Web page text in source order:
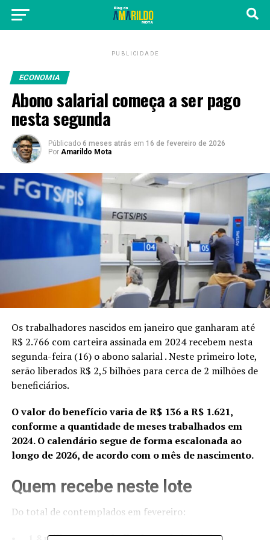
PUBLICIDADE
ECONOMIA
Abono salarial começa a ser pago
nesta segunda
Públicado 6 meses atrás em 16 de fevereiro de 2026
Por Amarildo Mota
Os trabalhadores nascidos em janeiro que ganharam até
R$ 2.766 com carteira assinada em 2024 recebem nesta
segunda-feira (16) o abono salarial . Neste primeiro lote,
serão liberados R$ 2,5 bilhões para cerca de 2 milhões de
beneficiários.
O valor do benefício varia de R$ 136 a R$ 1.621,
conforme a quantidade de meses trabalhados em
2024. O calendário segue de forma escalonada ao
longo de 2026, de acordo com o mês de nascimento.
Quem recebe neste lote
Do total de contemplados em fevereiro: